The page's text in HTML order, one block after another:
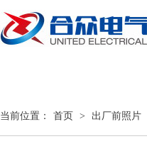
当前位置： 首页 > 出厂前照片